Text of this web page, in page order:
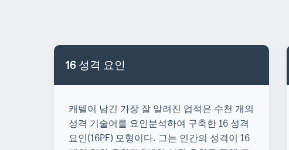
16 성격 요인
캐텔이 남긴 가장 잘 알려진 업적은 수천 개의
성격 기술어를 요인분석하여 구축한 16 성격
요인(16PF) 모형이다. 그는 인간의 성격이 16